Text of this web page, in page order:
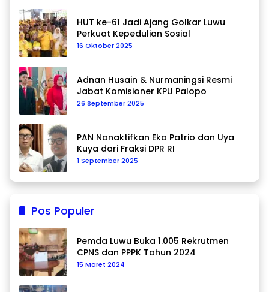
HUT ke-61 Jadi Ajang Golkar Luwu
Perkuat Kepedulian Sosial
16 Oktober 2025
Adnan Husain & Nurmaningsi Resmi
Jabat Komisioner KPU Palopo
26 September 2025
PAN Nonaktifkan Eko Patrio dan Uya
Kuya dari Fraksi DPR RI
1 September 2025
Pos Populer
Pemda Luwu Buka 1.005 Rekrutmen
CPNS dan PPPK Tahun 2024
15 Maret 2024